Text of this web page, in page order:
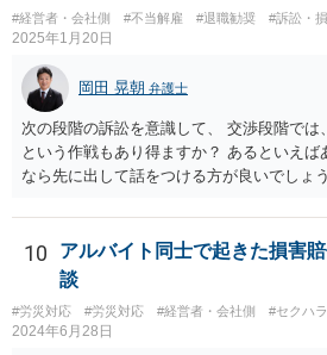
ます。 健康上の理由は「やむを得ない事由
って異なります。 子会社の代表取締役が辞
ば，少なくとも法律上は，親会社（子会社
必要ありません。 なお，子会社の代表取締
をしてもらわなければなりません。 親会社
ことは理論上可能ですが，あなたに対して
自身が会社に対して追う責任（例えば任務
ます。子会社の負債をあなたに負わせるこ
いてくれないと，辞任の登記をするために
する必要が生じます。
#経営者・会社側 #不当解雇 #退職勧奨 #訴訟・
2025年1月20日
岡田 晃朝 弁護士
次の段階の訴訟を意識して、 交渉段階で
という作戦もあり得ますか？ あるといえ
なら先に出して話をつける方が良いでしょ
す。 それと認定はある事実と証拠の関係で
うほどに駆け引き的な要素はありません。
10
アルバイト同士で起きた損害
談
#労災対応 #労災対応 #経営者・会社側 #セクハラ
2024年6月28日